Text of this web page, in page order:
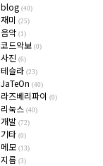
blog (40)
재미 (25)
음악 (1)
코드악보 (0)
사진 (6)
테슬라 (23)
JaTeOn (40)
라즈베리파이 (0)
리눅스 (40)
개발 (72)
기타 (0)
메모 (13)
지름 (3)